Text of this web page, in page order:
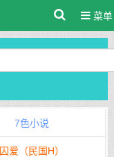
菜单
7色小说
囚爱（民国H）